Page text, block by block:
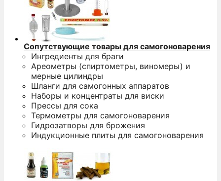
Сопутствующие товары для самогоноварения
Ингредиенты для браги
Ареометры (спиртометры, виномеры) и
мерные цилиндры
Шланги для самогонных аппаратов
Наборы и концентраты для виски
Прессы для сока
Термометры для самогоноварения
Гидрозатворы для брожения
Индукционные плиты для самогоноварения